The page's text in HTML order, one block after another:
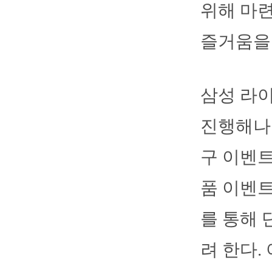
위해 마
즐거움
삼성 라
진행해
구 이벤
품 이벤
를 통해
려 한다.